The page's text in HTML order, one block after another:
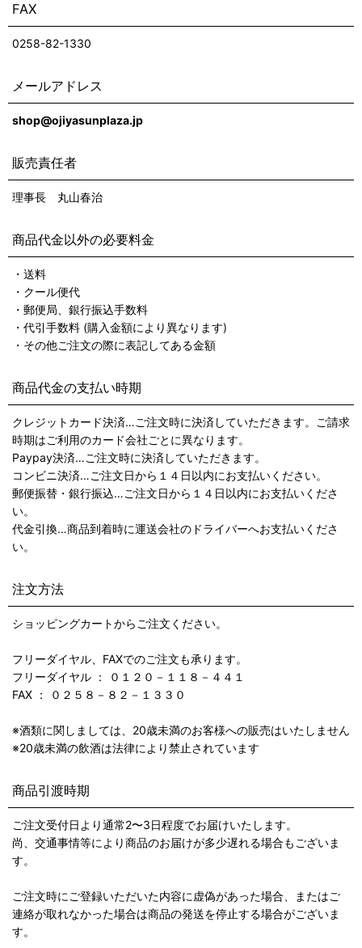
FAX
0258-82-1330
メールアドレス
shop@ojiyasunplaza.jp
販売責任者
理事長 丸山春治
商品代金以外の必要料金
・送料
・クール便代
・郵便局、銀行振込手数料
・代引手数料 (購入金額により異なります)
・その他ご注文の際に表記してある金額
商品代金の支払い時期
クレジットカード決済…ご注文時に決済していただきます。ご請求
時期はご利用のカード会社ごとに異なります。
Paypay決済…ご注文時に決済していただきます。
コンビニ決済…ご注文日から１４日以内にお支払いください。
郵便振替・銀行振込…ご注文日から１４日以内にお支払いくださ
い。
代金引換…商品到着時に運送会社のドライバーへお支払いくださ
い。
注文方法
ショッピングカートからご注文ください。
フリーダイヤル、FAXでのご注文も承ります。
フリーダイヤル ： ０１２０－１１８－４４１
FAX ： ０２５８－８２－１３３０
※酒類に関しましては、20歳未満のお客様への販売はいたしません
※20歳未満の飲酒は法律により禁止されています
商品引渡時期
ご注文受付日より通常2〜3日程度でお届けいたします。
尚、交通事情等により商品のお届けが多少遅れる場合もございま
す。
ご注文時にご登録いただいた内容に虚偽があった場合、またはご
連絡が取れなかった場合は商品の発送を停止する場合がございま
す。